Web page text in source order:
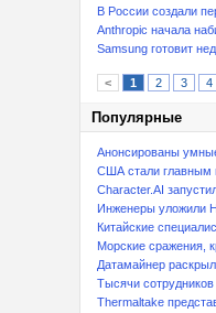
В России создали
Anthropic начала
Samsung готовит
< 1 2 3 4
Популярные
Анонсированы
США стали главным
Character.AI
Инженеры уложили
Китайские
Морские сражения,
Датамайнер раскрыл
Тысячи сотрудников
Thermaltake